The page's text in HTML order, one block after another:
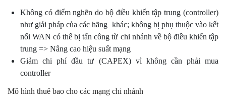
Không có điểm nghẽn do bộ điều khiển tập trung (controller)
như giải pháp của các hãng khác; không bị phụ thuộc vào kết
nối WAN có thể bị tấn công từ chi nhánh về bộ điều khiển tập
trung => Nâng cao hiệu suất mạng
Giảm chi phí đầu tư (CAPEX) vì không cần phải mua
controller
Mô hình thuê bao cho các mạng chi nhánh